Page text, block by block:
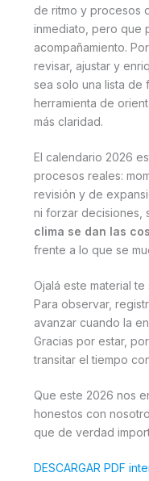
de ritmo y procesos
inmediato, pero que
acompañamiento.
revisar, ajustar y
sea solo una lista de
herramienta de
más claridad.
El calendario 2026
procesos reales:
revisión y de
ni forzar decisiones,
clima se dan las
frente a lo que se
Ojalá este material
Para observar,
avanzar cuando la
Gracias por estar,
transitar el tiempo
Que este 2026 nos
honestos con
que de verdad
DESCARGAR PDF